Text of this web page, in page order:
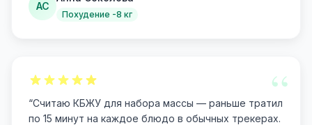
АС
Похудение -8 кг
“
“Считаю КБЖУ для набора массы — раньше тратил
по 15 минут на каждое блюдо в обычных трекерах.